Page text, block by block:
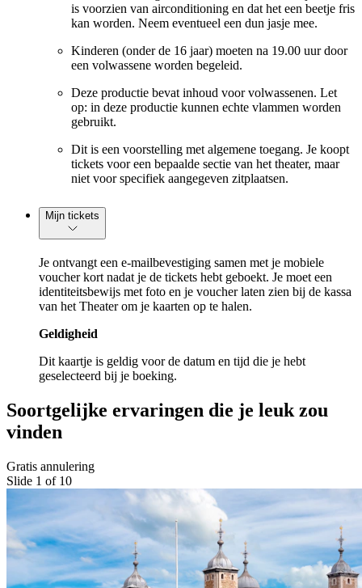
is voorzien van airconditioning en dat het een beetje fris
kan worden. Neem eventueel een dun jasje mee.
Kinderen (onder de 16 jaar) moeten na 19.00 uur door
een volwassene worden begeleid.
Deze productie bevat inhoud voor volwassenen. Let
op: in deze productie kunnen echte vlammen worden
gebruikt.
Dit is een voorstelling met algemene toegang. Je koopt
tickets voor een bepaalde sectie van het theater, maar
niet voor specifiek aangegeven zitplaatsen.
Mijn tickets
Je ontvangt een e-mailbevestiging samen met je mobiele
voucher kort nadat je de tickets hebt geboekt. Je moet een
identiteitsbewijs met foto en je voucher laten zien bij de kassa
van het Theater om je kaarten op te halen.
Geldigheid
Dit kaartje is geldig voor de datum en tijd die je hebt
geselecteerd bij je boeking.
Soortgelijke ervaringen die je leuk zou
vinden
Gratis annulering
Slide 1 of 10